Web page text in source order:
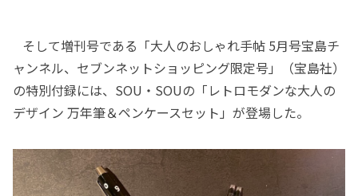
そして増刊号である「大人のおしゃれ手帖 5月号宝島チ
ャンネル、セブンネットショッピング限定号」（宝島社）
の特別付録には、SOU・SOUの「レトロモダンな大人の
デザイン 万年筆＆ペンケースセット」が登場した。